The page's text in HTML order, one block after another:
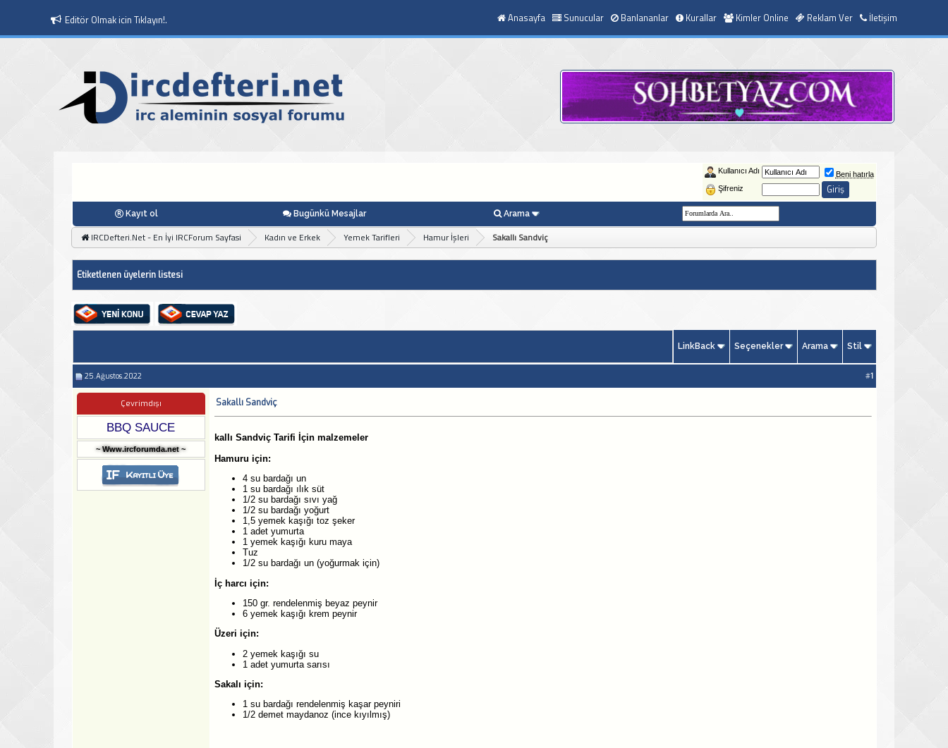
Editör Olmak icin Tıklayın!.
Moderatör Olmak icin Tıklayın!.
Anasayfa Sunucular Banlananlar Kurallar Kimler Online Reklam Ver İletişim
Kullanıcı Adı
Beni hatırla
Şifreniz
Kayıt ol Bugünkü Mesajlar Arama
IRCDefteri.Net - En İyi IRCForum Sayfasi Kadın ve Erkek Yemek Tarifleri Hamur İşleri Sakallı Sandviç
Etiketlenen üyelerin listesi
LinkBack Seçenekler Arama Stil
25.Ağustos.2022 #1
Çevrimdışı
BBQ SAUCE
~ Www.ircforumda.net ~
Sakallı Sandviç
kallı Sandviç Tarifi İçin malzemeler
Hamuru için:
4 su bardağı un
1 su bardağı ılık süt
1/2 su bardağı sıvı yağ
1/2 su bardağı yoğurt
1,5 yemek kaşığı toz şeker
1 adet yumurta
1 yemek kaşığı kuru maya
Tuz
1/2 su bardağı un (yoğurmak için)
İç harcı için:
150 gr. rendelenmiş beyaz peynir
6 yemek kaşığı krem peynir
Üzeri için:
2 yemek kaşığı su
1 adet yumurta sarısı
Sakalı için:
1 su bardağı rendelenmiş kaşar peyniri
1/2 demet maydanoz (ince kıyılmış)